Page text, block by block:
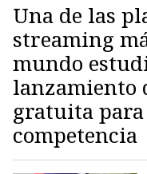
Una de las
streaming
mundo
lanzamiento
gratuita
competencia